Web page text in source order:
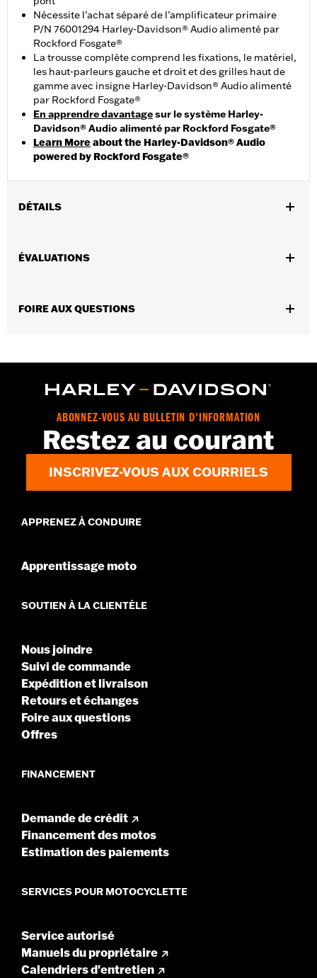
Nécessite l’achat séparé de l’amplificateur primaire
P/N 76001294 Harley-Davidson® Audio alimenté par
Rockford Fosgate®
La trousse complète comprend les fixations, le matériel,
les haut-parleurs gauche et droit et des grilles haut de
gamme avec insigne Harley-Davidson® Audio alimenté
par Rockford Fosgate®
En apprendre davantagesur le système Harley-
Davidson® Audio alimenté par Rockford Fosgate®
Learn Moreabout the Harley-Davidson® Audio
powered by Rockford Fosgate®
DÉTAILS
FLTRXL 2026 et après. L’installation sur les modèles FLHXL
Instructions d’installation
GARANTIE:Garantie limitée de 1 an – Rendez-vous sur le site
ÉVALUATIONS
FOIRE AUX QUESTIONS
ABONNEZ-VOUS AU BULLETIN D'INFORMATION
Restez au courant
INSCRIVEZ-VOUS AUX COURRIELS
APPRENEZ À CONDUIRE
Apprentissage moto
SOUTIEN À LA CLIENTÈLE
Nous joindre
Suivi de commande
Expédition et livraison
Retours et échanges
Foire aux questions
Offres
FINANCEMENT
Demande de crédit
Financement des motos
Estimation des paiements
SERVICES POUR MOTOCYCLETTE
Service autorisé
Manuels du propriétaire
Calendriers d'entretien